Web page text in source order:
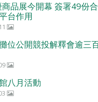
品展今開幕 簽署49份
台作用
位公開競投解釋會逾三
八月活動